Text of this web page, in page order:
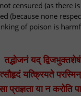
censured (as there
(because none
of poison is
तद्भोजनं यद् द्विजभुक्तशेषं
यत्क्रियते
प्राज्ञता या न करोति